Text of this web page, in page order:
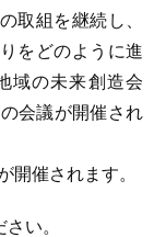
取組を継続し、
をどのように進
域の未来創造会
会議が開催され
開催されます。
い。